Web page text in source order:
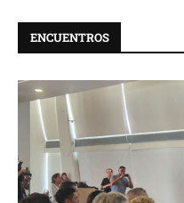
ENCUENTROS